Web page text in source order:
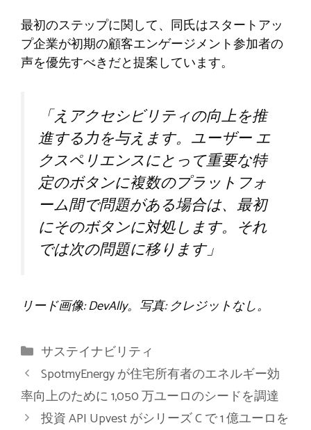
最初のステップに関して、同氏はスタートアッ
プ企業が初期の顧客エンゲージメント参加者の
声を優先すべきだと提案しています。
「えアクセシビリティの向上を推
進する力を与えます。ユーザー エ
クスペリエンスにとって重要な特
定のボタンに複数のプラットフォ
ーム間で問題がある場合は、最初
にそのボタンに対処します。それ
では次の問題に移ります」
リード画像: DevAlly。写真: クレジットなし。
カ
テ
ゴ
リ
ー
サステイナビリティ
SpotmyEnergy が住宅所有者のエネルギー効
率向上のために 1,050 万ユーロのシードを調達
投資 API Upvest がシリーズ C で 1 億ユーロを